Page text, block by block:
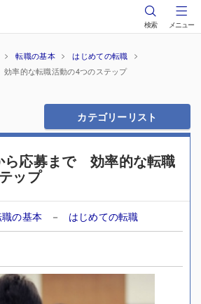
検索 メニュー
転職の基本
はじめての転職
率的な転職活動の4つのステップ
カテゴリーリスト
ら応募まで 効率的な転職
ップ
の基本 － はじめての転職